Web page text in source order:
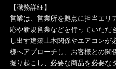
【職務詳細】
営業は、営業所を拠点に担当エリ
応や新規営業などを行っていただ
し出す建築土木関係やエアコンが
様へアプローチし、お客様との関
掘り起こし、必要な商品を必要な